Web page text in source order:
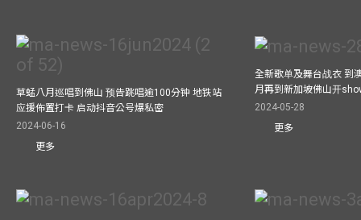
草蜢八月巡唱到佛山 预告跳唱逾100分钟 地铁站
应援佈置打卡 启动抖音公号爆私密
2024-06-16
更多
全新歌单及舞台战衣 到
月再到新加坡佛山开
2024-05-28
更多